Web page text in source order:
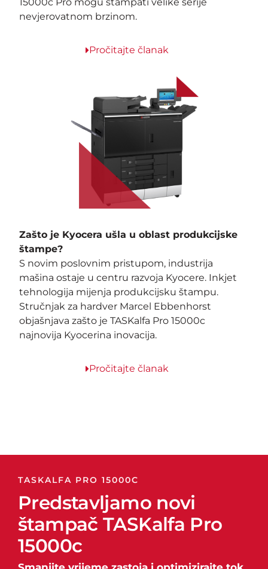
nevjerovatnom brzinom.
Pročitajte članak
Zašto je Kyocera ušla u oblast produkcijske
štampe?
S novim poslovnim pristupom, industrija
mašina ostaje u centru razvoja Kyocere. Inkjet
tehnologija mijenja produkcijsku štampu.
Stručnjak za hardver Marcel Ebbenhorst
objašnjava zašto je TASKalfa Pro 15000c
najnovija Kyocerina inovacija.
Pročitajte članak
TASKALFA PRO 15000C
Predstavljamo novi
štampač TASKalfa Pro
15000c